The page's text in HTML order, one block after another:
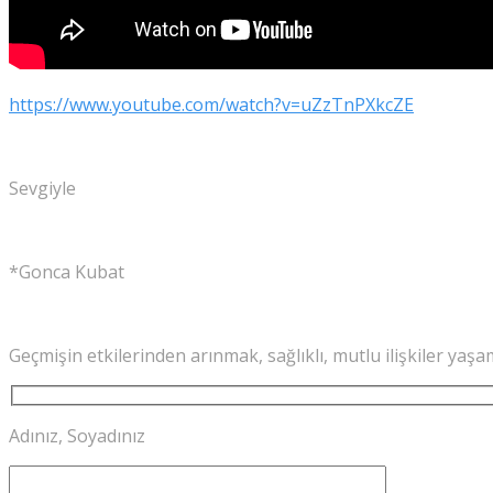
https://www.youtube.com/watch?v=uZzTnPXkcZE
Sevgiyle
*Gonca Kubat
Geçmişin etkilerinden arınmak, sağlıklı, mutlu ilişkiler
Adınız, Soyadınız